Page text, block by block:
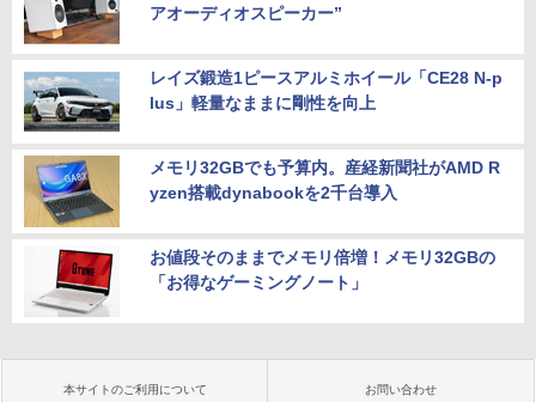
アオーディオスピーカー”
レイズ鍛造1ピースアルミホイール「CE28 N-p
lus」軽量なままに剛性を向上
メモリ32GBでも予算内。産経新聞社がAMD R
yzen搭載dynabookを2千台導入
お値段そのままでメモリ倍増！メモリ32GBの
「お得なゲーミングノート」
本サイトのご利用について お問い合わせ